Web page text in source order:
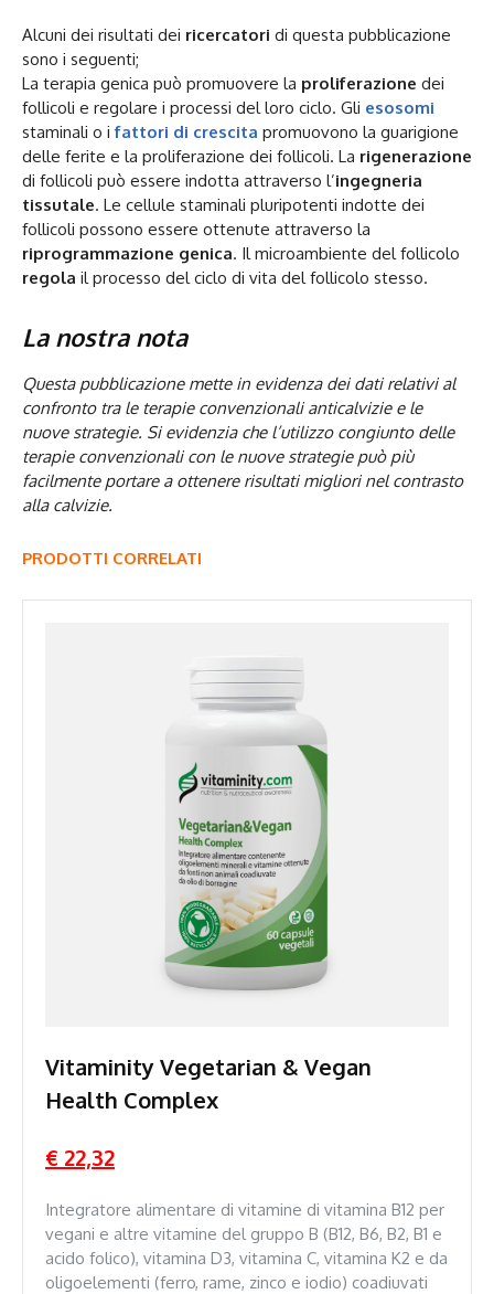
Alcuni dei risultati dei ricercatori di questa pubblicazione
sono i seguenti;
La terapia genica può promuovere la proliferazione dei
follicoli e regolare i processi del loro ciclo. Gli esosomi
staminali o ifattori di crescita promuovono la guarigione
delle ferite e la proliferazione dei follicoli. La rigenerazione
di follicoli può essere indotta attraverso l’ingegneria
tissutale. Le cellule staminali pluripotenti indotte dei
follicoli possono essere ottenute attraverso la
riprogrammazione genica. Il microambiente del follicolo
regola il processo del ciclo di vita del follicolo stesso.
La nostra nota
Questa pubblicazione mette in evidenza dei dati relativi al
confronto tra le terapie convenzionali anticalvizie e le
nuove strategie. Si evidenzia che l’utilizzo congiunto delle
terapie convenzionali con le nuove strategie può più
facilmente portare a ottenere risultati migliori nel contrasto
alla calvizie.
PRODOTTI CORRELATI
Vitaminity Vegetarian & Vegan
Health Complex
€ 22,32
Integratore alimentare di vitamine di vitamina B12 per
vegani e altre vitamine del gruppo B (B12, B6, B2, B1 e
acido folico), vitamina D3, vitamina C, vitamina K2 e da
oligoelementi (ferro, rame, zinco e iodio) coadiuvati